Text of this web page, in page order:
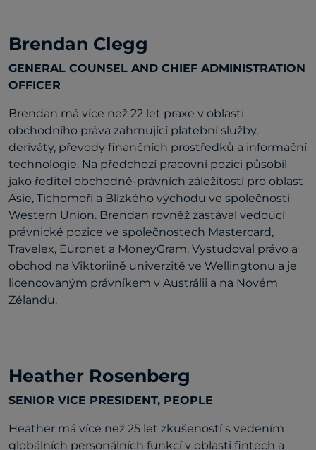
Brendan Clegg
GENERAL COUNSEL AND CHIEF ADMINISTRATION
OFFICER
Brendan má více než 22 let praxe v oblasti
obchodního práva zahrnující platební služby,
deriváty, převody finančních prostředků a informační
technologie. Na předchozí pracovní pozici působil
jako ředitel obchodně-právních záležitostí pro oblast
Asie, Tichomoří a Blízkého východu ve společnosti
Western Union. Brendan rovněž zastával vedoucí
právnické pozice ve společnostech Mastercard,
Travelex, Euronet a MoneyGram. Vystudoval právo a
obchod na Viktoriině univerzitě ve Wellingtonu a je
licencovaným právníkem v Austrálii a na Novém
Zélandu.
Heather Rosenberg
SENIOR VICE PRESIDENT, PEOPLE
Heather má více než 25 let zkušeností s vedením
globálních personálních funkcí v oblasti fintech a